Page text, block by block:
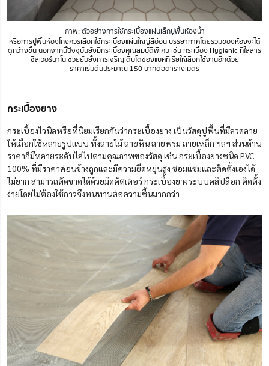
ภาพ: ตัวอย่างการใช้กระเบื้องแผ่นเล็กปูพื้นห้องน้ำ
หรือการปูพื้นห้องโถงควรเลือกใช้กระเบื้องแผ่นใหญ่สีอ่อน บรรยากาศโดยรวมของห้องจะได้
ดูกว้างขึ้น นอกจากนี้ปัจจุบันยังมีกระเบื้องคุณสมบัติพิเศษ เช่น กระเบื้อง Hygienic ที่ใส่สาร
ซิลเวอร์นาโน ช่วยยับยั้งการเจริญเติบโตของแบคทีเรียให้เลือกใช้งานอีกด้วย
ราคาเริ่มต้นประมาณ 150 บาทต่อตารางเมตร
กระเบื้องยาง
กระเบื้องไวนิลหรือที่นิยมเรียกกันว่ากระเบื้องยาง เป็นวัสดุปูพื้นที่มีลวดลาย
ให้เลือกใช้หลายรูปแบบ ทั้งลายไม้ ลายหิน ลายพรม ลายเหล็ก ฯลฯ ส่วนด้าน
ราคาก็มีหลายระดับไล่ไปตามคุณภาพของวัสดุ เช่น กระเบื้องยางชนิด PVC
100% ที่มีราคาค่อนข้างถูกและมีความยืดหยุ่นสูง ซ่อมแซมและติดตั้งเองได้
ไม่ยาก สามารถตัดขาดได้ด้วยมีดคัตเตอร์ กระเบื้องยางระบบคลิปล็อก ติดตั้ง
ง่ายโดยไม่ต้องใช้กาวจึงทนทานต่อความชื้นมากกว่า